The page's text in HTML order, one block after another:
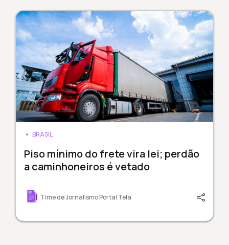
BRASIL
Piso mínimo do frete vira lei; perdão
a caminhoneiros é vetado
Time de Jornalismo Portal Tela